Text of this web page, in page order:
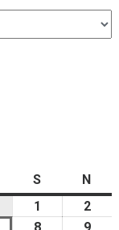
Ssobota N
1
08-
2
08-